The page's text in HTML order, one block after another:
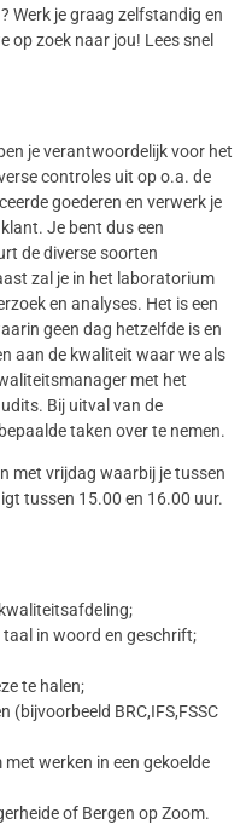
Werk je graag zelfstandig en
op zoek naar jou! Lees snel
je verantwoordelijk voor het
controles uit op o.a. de
goederen en verwerk je
Je bent dus een
de diverse soorten
zal je in het laboratorium
en analyses. Het is een
geen dag hetzelfde is en
aan de kwaliteit waar we als
met het
Bij uitval van de
taken over te nemen.
met vrijdag waarbij je tussen
tussen 15.00 en 16.00 uur.
taal in woord en geschrift;
te halen;
(bijvoorbeeld BRC,IFS,FSSC
werken in een gekoelde
of Bergen op Zoom.